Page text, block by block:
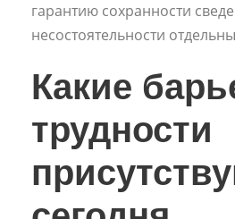
гарантию сохранности
несостоятельности
Какие
трудности